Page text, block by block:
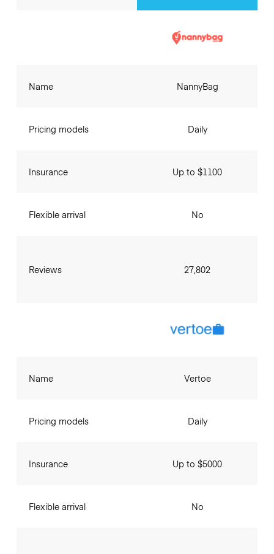
Name
Pricing models
Insurance
Flexible arrival
Reviews
NannyBag
Daily
Up to $1100
No
27,802
Name
Pricing models
Insurance
Flexible arrival
Vertoe
Daily
Up to $5000
No